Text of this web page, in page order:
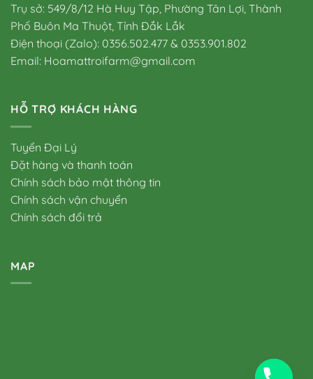
Trụ sở: 549/8/12 Hà Huy Tập, Phường Tân Lợi, Thành
Phố Buôn Ma Thuột, Tỉnh Đắk Lắk
Điện thoại (Zalo): 0356.502.477 & 0353.901.802
Email: Hoamattroifarm@gmail.com
HỖ TRỢ KHÁCH HÀNG
Tuyển Đại Lý
Đặt hàng và thanh toán
Chính sách bảo mật thông tin
Chính sách vận chuyển
Chính sách đổi trả
MAP